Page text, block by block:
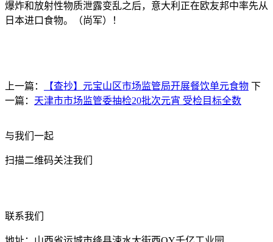
爆炸和放射性物质泄露变乱之后，意大利正在欧友邦中率先从
日本进口食物。（尚军）！
上一篇： 【查抄】元宝山区市场监管局开展餐饮单元食物 下
一篇： 天津市市场监管委抽检20批次元宵 受检目标全数
与我们一起
扫描二维码关注我们
联系我们